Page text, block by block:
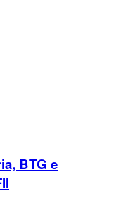
BTG e